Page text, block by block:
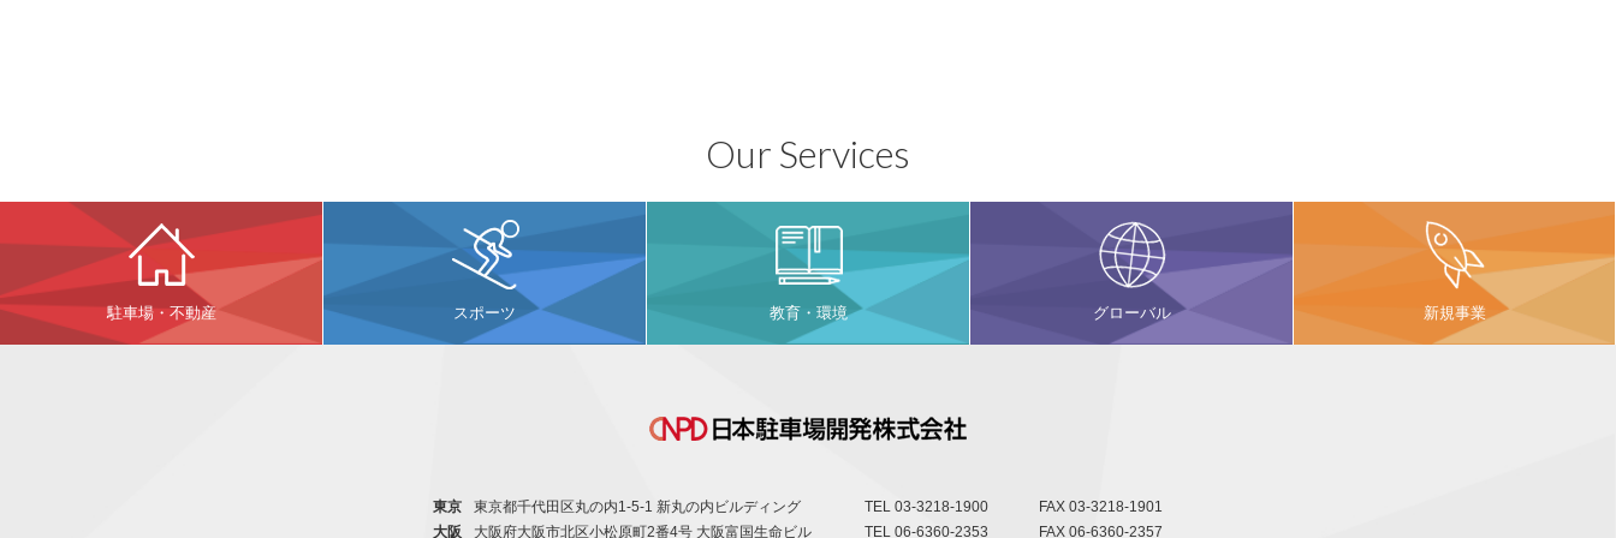
Our Services
駐車場・不動産 スポーツ 教育・環境 グローバル 新規事業
東京 東京都千代田区丸の内1-5-1 新丸の内ビルディング TEL 03-3218-1900
FAX 03-3218-1901
大阪
大阪府大阪市北区小松原町2番4号 大阪富国生命ビル TEL 06-6360-2353 FAX 06-6360-2357